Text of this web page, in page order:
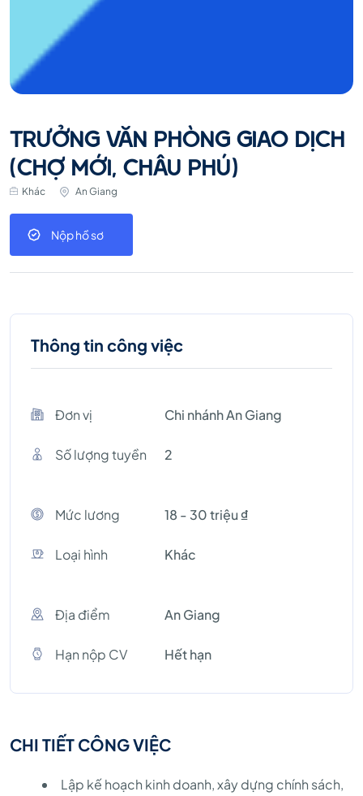
TRƯỞNG VĂN PHÒNG GIAO DỊCH
(CHỢ MỚI, CHÂU PHÚ)
Khác An Giang
Nộp hồ sơ
Thông tin công việc
Đơn vị Chi nhánh An Giang
Số lượng tuyền 2
Mức lương 18 - 30 triệu ₫
Loại hình Khác
Địa điểm An Giang
Hạn nộp CV Hết hạn
CHI TIẾT CÔNG VIỆC
Lập kế hoạch kinh doanh, xây dựng chính sách,